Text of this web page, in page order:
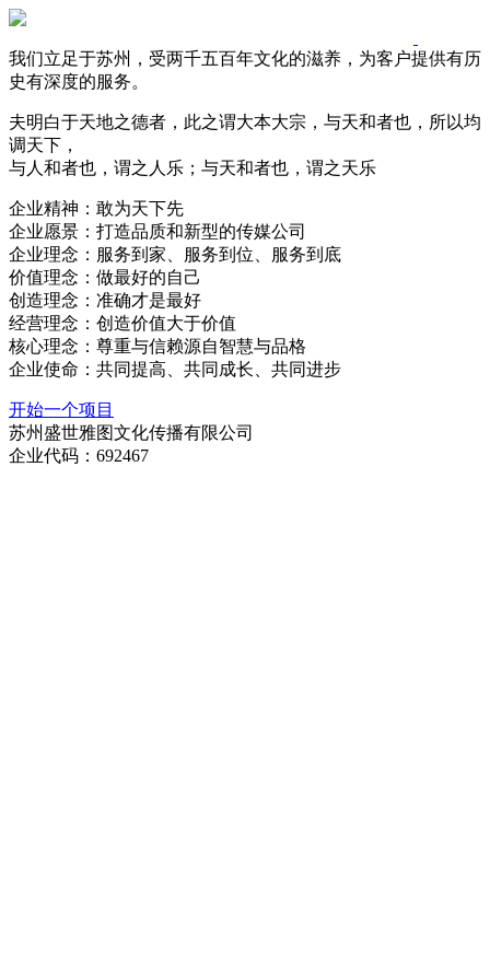
我们立足于苏州，受两千五百年文化的滋养，为客户提供有历
史有深度的服务。
夫明白于天地之德者，此之谓大本大宗，与天和者也，所以均
调天下，
与人和者也，谓之人乐；与天和者也，谓之天乐
企业精神：敢为天下先
企业愿景：打造品质和新型的传媒公司
企业理念：服务到家、服务到位、服务到底
价值理念：做最好的自己
创造理念：准确才是最好
经营理念：创造价值大于价值
核心理念：尊重与信赖源自智慧与品格
企业使命：共同提高、共同成长、共同进步
开始一个项目
苏州盛世雅图文化传播有限公司
企业代码：692467